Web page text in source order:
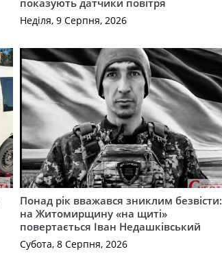
показують датчики повітря
Неділя, 9 Серпня, 2026
Понад рік вважався зниклим безвісти:
на Житомирщину «на щиті»
повертається Іван Недашківський
Субота, 8 Серпня, 2026